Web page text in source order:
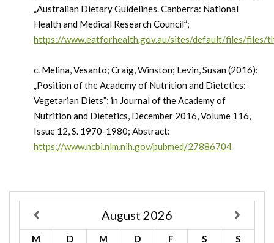
„Australian Dietary Guidelines. Canberra: National
Health and Medical Research Council”;
https://www.eatforhealth.gov.au/sites/default/files/files/
c. Melina, Vesanto; Craig, Winston; Levin, Susan (2016):
„Position of the Academy of Nutrition and Dietetics:
Vegetarian Diets”; in Journal of the Academy of
Nutrition and Dietetics, December 2016, Volume 116,
Issue 12, S. 1970-1980; Abstract:
https://www.ncbi.nlm.nih.gov/pubmed/27886704
August 2026
M D M D F S
S